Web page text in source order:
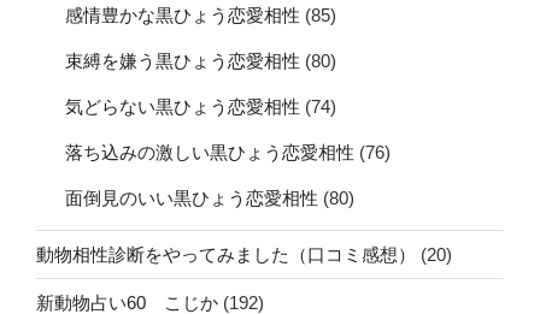
感情豊かな黒ひょう恋愛相性 (85)
束縛を嫌う黒ひょう恋愛相性 (80)
気どらない黒ひょう恋愛相性 (74)
落ち込みの激しい黒ひょう恋愛相性 (76)
面倒見のいい黒ひょう恋愛相性 (80)
動物相性診断をやってみました（口コミ感想） (20)
新動物占い60 こじか (192)